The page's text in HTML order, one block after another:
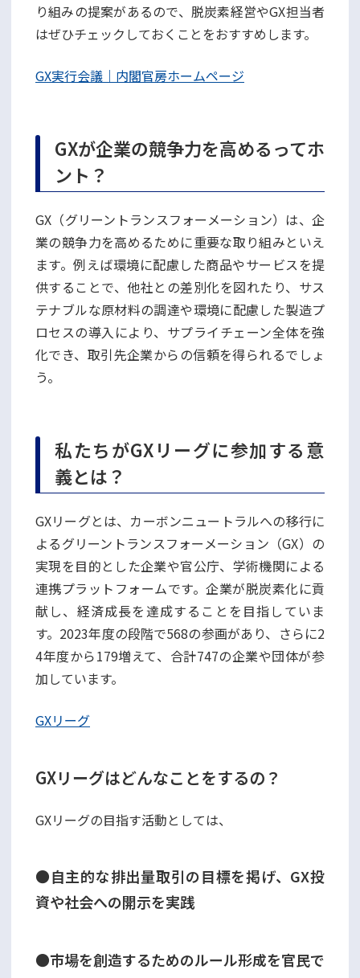
り組みの提案があるので、脱炭素経営やGX担当者
はぜひチェックしておくことをおすすめします。
GX実行会議｜内閣官房ホームページ
GXが企業の競争力を高めるってホ
ント？
GX（グリーントランスフォーメーション）は、企
業の競争力を高めるために重要な取り組みといえ
ます。例えば環境に配慮した商品やサービスを提
供することで、他社との差別化を図れたり、サス
テナブルな原材料の調達や環境に配慮した製造プ
ロセスの導入により、サプライチェーン全体を強
化でき、取引先企業からの信頼を得られるでしょ
う。
私たちがGXリーグに参加する意
義とは？
GXリーグとは、カーボンニュートラルへの移行に
よるグリーントランスフォーメーション（GX）の
実現を目的とした企業や官公庁、学術機関による
連携プラットフォームです。企業が脱炭素化に貢
献し、経済成長を達成することを目指していま
す。 2023年度の段階で568の参画があり、さらに2
4年度から179増えて、合計747の企業や団体が参
加しています。
GXリーグ
GXリーグはどんなことをするの？
GXリーグの目指す活動としては、
●自主的な排出量取引の目標を掲げ、GX投
資や社会への開示を実践
●市場を創造するためのルール形成を官民で